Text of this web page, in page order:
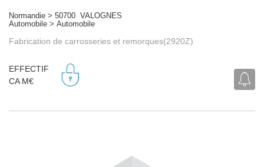
Normandie > 50700 VALOGNES
Automobile > Automobile
Fabrication de carrosseries et remorques(2920Z)
EFFECTIF
CA M€